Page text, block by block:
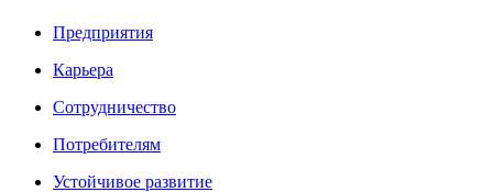
Предприятия
Карьера
Сотрудничество
Потребителям
Устойчивое развитие